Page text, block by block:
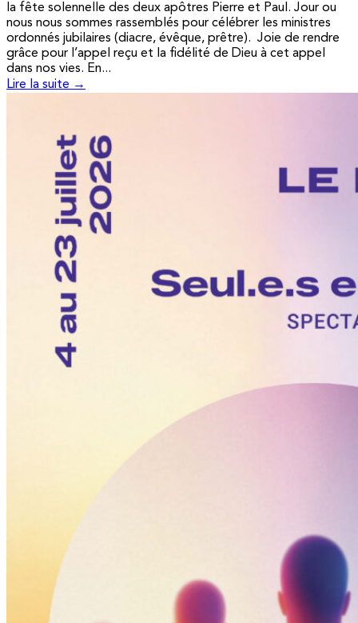
la fête solennelle des deux apôtres Pierre et Paul. Jour ou
nous nous sommes rassemblés pour célébrer les ministres
ordonnés jubilaires (diacre, évêque, prêtre). Joie de rendre
grâce pour l’appel reçu et la fidélité de Dieu à cet appel
dans nos vies. En...
Lire la suite →